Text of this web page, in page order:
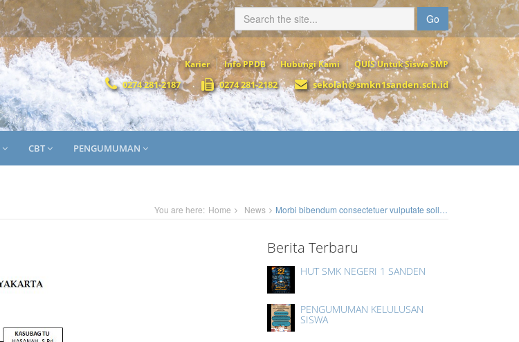
Go
Karier Info PPDB Hubungi Kami QUIS Untuk Siswa SMP
0274 281-2187 0274 281-2182 sekolah@smkn1sanden.sch.id
CBT PENGUMUMAN
You are here: Home News Morbi bibendum consectetuer vulputate sollicitudin
Berita Terbaru
HUT SMK NEGERI 1 SANDEN
PENGUMUMAN KELULUSAN
SISWA